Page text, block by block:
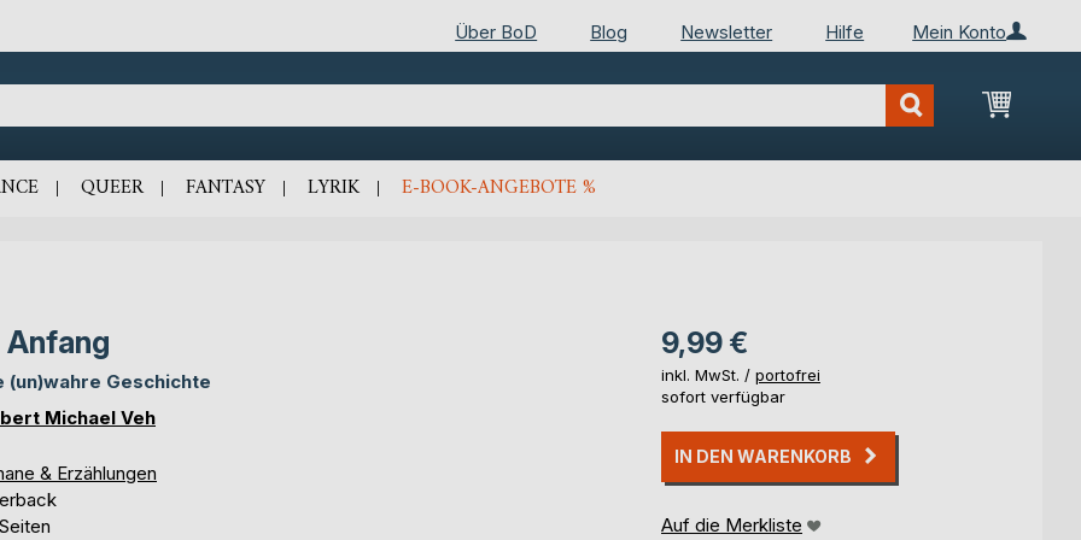
Mein Konto
Über BoD Blog Newsletter Hilfe
Mein
QUEER FANTASY LYRIK E-BOOK-ANGEBOTE %
Anfang
(un)wahre Geschichte
Michael Veh
& Erzählungen
9,99 €
inkl. MwSt. / portofrei
sofort verfügbar
IN DEN WARENKORB
Auf die Merkliste